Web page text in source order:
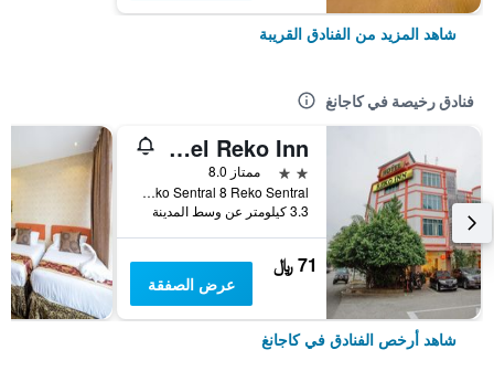
شاهد المزيد من الفنادق القريبة
فنادق رخيصة في كاجانغ
Hotel Reko Inn
2 نجمتين
ممتاز 8.0
No 1 Jalan Reko Sentral 8 Reko Sentral, كاجانغ, ماليزيا
3.3 كيلومتر عن وسط المدينة
71 ﷼
عرض الصفقة
شاهد أرخص الفنادق في كاجانغ